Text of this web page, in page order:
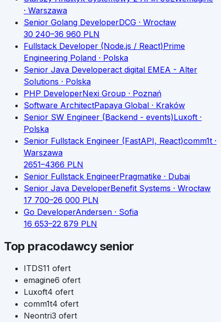
· Warszawa
Senior Golang DeveloperDCG · Wrocław
30 240–36 960 PLN
Fullstack Developer (Node.js / React)Prime
Engineering Poland · Polska
Senior Java Developeract digital EMEA - Alter
Solutions · Polska
PHP DeveloperNexi Group · Poznań
Software ArchitectPapaya Global · Kraków
Senior SW Engineer (Backend - events)Luxoft ·
Polska
Senior Fullstack Engineer (FastAPI, React)comm1t ·
Warszawa
2651–4366 PLN
Senior Fullstack EngineerPragmatike · Dubai
Senior Java DeveloperBenefit Systems · Wrocław
17 700–26 000 PLN
Go DeveloperAndersen · Sofia
16 653–22 879 PLN
Top pracodawcysenior
ITDS11 ofert
emagine6 ofert
Luxoft4 ofert
comm1t4 ofert
Neontri3 ofert